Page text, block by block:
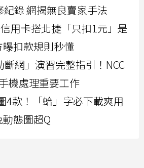
錄 網揭無良賣家手法
用卡搭北捷「只扣1元」是
扣款規則秒懂
網」演習完整指引！NCC
機處理重要工作
4款！「蛤」字必下載爽用
態圖超Q